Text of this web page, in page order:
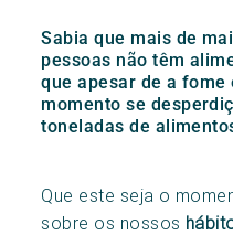
Sabia que mais de
pessoas não têm
que apesar de a
momento se
toneladas de
Que este seja o
sobre os nossos